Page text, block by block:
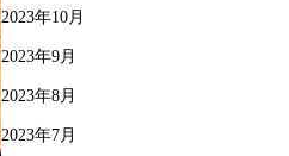
2023年10月
2023年9月
2023年8月
2023年7月